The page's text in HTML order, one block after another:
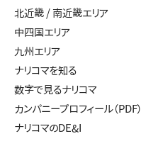
北近畿 / 南近畿エリア
中四国エリア
九州エリア
ナリコマを知る
数字で見るナリコマ
カンパニープロフィール（PDF）
ナリコマのDE&I